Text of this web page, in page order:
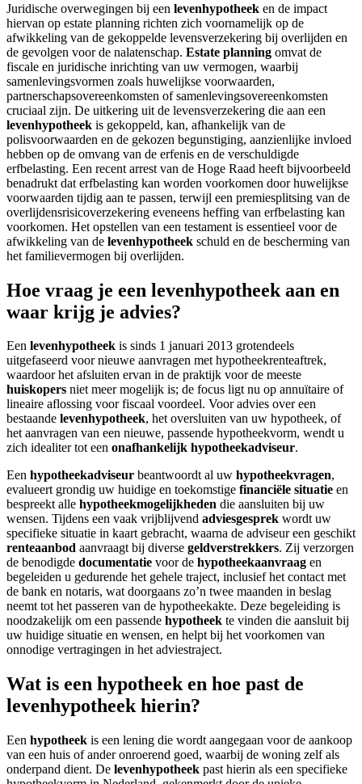
Juridische overwegingen bij een levenhypotheek en de impact
hiervan op estate planning richten zich voornamelijk op de
afwikkeling van de gekoppelde levensverzekering bij overlijden en
de gevolgen voor de nalatenschap. Estate planning omvat de
fiscale en juridische inrichting van uw vermogen, waarbij
samenlevingsvormen zoals huwelijkse voorwaarden,
partnerschapsovereenkomsten of samenlevingsovereenkomsten
cruciaal zijn. De uitkering uit de levensverzekering die aan een
levenhypotheek is gekoppeld, kan, afhankelijk van de
polisvoorwaarden en de gekozen begunstiging, aanzienlijke invloed
hebben op de omvang van de erfenis en de verschuldigde
erfbelasting. Een recent arrest van de Hoge Raad heeft bijvoorbeeld
benadrukt dat erfbelasting kan worden voorkomen door huwelijkse
voorwaarden tijdig aan te passen, terwijl een premiesplitsing van de
overlijdensrisicoverzekering eveneens heffing van erfbelasting kan
voorkomen. Het opstellen van een testament is essentieel voor de
afwikkeling van de levenhypotheek schuld en de bescherming van
het familievermogen bij overlijden.
Hoe vraag je een levenhypotheek aan en
waar krijg je advies?
Een levenhypotheek is sinds 1 januari 2013 grotendeels
uitgefaseerd voor nieuwe aanvragen met hypotheekrenteaftrek,
waardoor het afsluiten ervan in de praktijk voor de meeste
huiskopers niet meer mogelijk is; de focus ligt nu op annuïtaire of
lineaire aflossing voor fiscaal voordeel. Voor advies over een
bestaande levenhypotheek, het oversluiten van uw hypotheek, of
het aanvragen van een nieuwe, passende hypotheekvorm, wendt u
zich idealiter tot een onafhankelijk hypotheekadviseur.
Een hypotheekadviseur beantwoordt al uw hypotheekvragen,
evalueert grondig uw huidige en toekomstige financiële situatie en
bespreekt alle hypotheekmogelijkheden die aansluiten bij uw
wensen. Tijdens een vaak vrijblijvend adviesgesprek wordt uw
specifieke situatie in kaart gebracht, waarna de adviseur een geschikt
renteaanbod aanvraagt bij diverse geldverstrekkers. Zij verzorgen
de benodigde documentatie voor de hypotheekaanvraag en
begeleiden u gedurende het gehele traject, inclusief het contact met
de bank en notaris, wat doorgaans zo’n twee maanden in beslag
neemt tot het passeren van de hypotheekakte. Deze begeleiding is
noodzakelijk om een passende hypotheek te vinden die aansluit bij
uw huidige situatie en wensen, en helpt bij het voorkomen van
onnodige vertragingen in het adviestraject.
Wat is een hypotheek en hoe past de
levenhypotheek hierin?
Een hypotheek is een lening die wordt aangegaan voor de aankoop
van een huis of ander onroerend goed, waarbij de woning zelf als
onderpand dient. De levenhypotheek past hierin als een specifieke